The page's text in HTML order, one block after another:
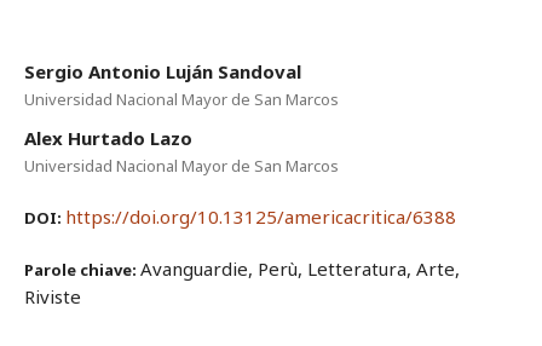
Sergio Antonio Luján Sandoval
Universidad Nacional Mayor de San Marcos
Alex Hurtado Lazo
Universidad Nacional Mayor de San Marcos
DOI: https://doi.org/10.13125/americacritica/6388
Parole chiave: Avanguardie, Perù, Letteratura, Arte,
Riviste